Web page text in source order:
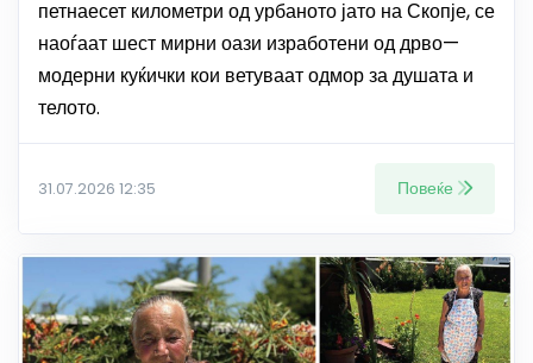
петнаесет километри од урбаното јато на Скопје, се
наоѓаат шест мирни оази изработени од дрво—
модерни куќички кои ветуваат одмор за душата и
телото.
31.07.2026 12:35 Повеќе